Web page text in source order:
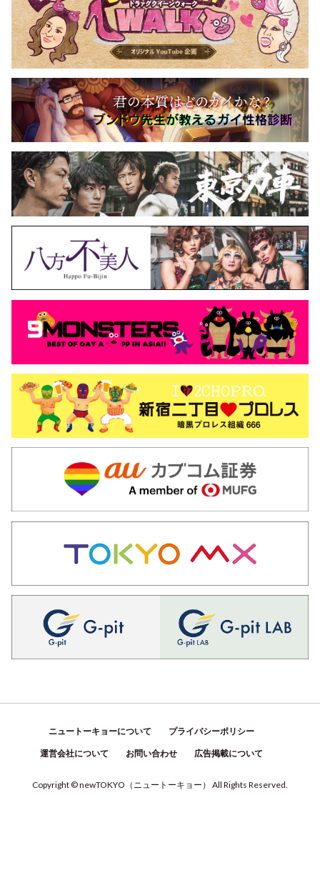
ニュートーキョーについて プライバシーポリシー
運営会社について お問い合わせ 広告掲載について
Copyright © newTOKYO （ ニュートーキョー ） All Rights Reserved.